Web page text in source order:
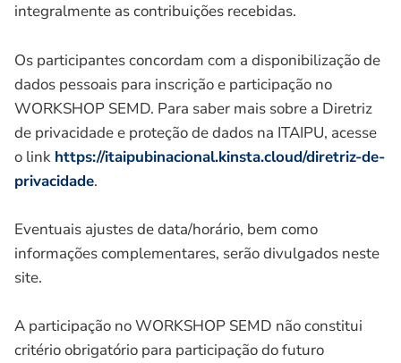
integralmente as contribuições recebidas.
Os participantes concordam com a disponibilização de
dados pessoais para inscrição e participação no
WORKSHOP SEMD. Para saber mais sobre a Diretriz
de privacidade e proteção de dados na ITAIPU, acesse
o link https://itaipubinacional.kinsta.cloud/diretriz-de-
privacidade.
Eventuais ajustes de data/horário, bem como
informações complementares, serão divulgados neste
site.
A participação no WORKSHOP SEMD não constitui
critério obrigatório para participação do futuro